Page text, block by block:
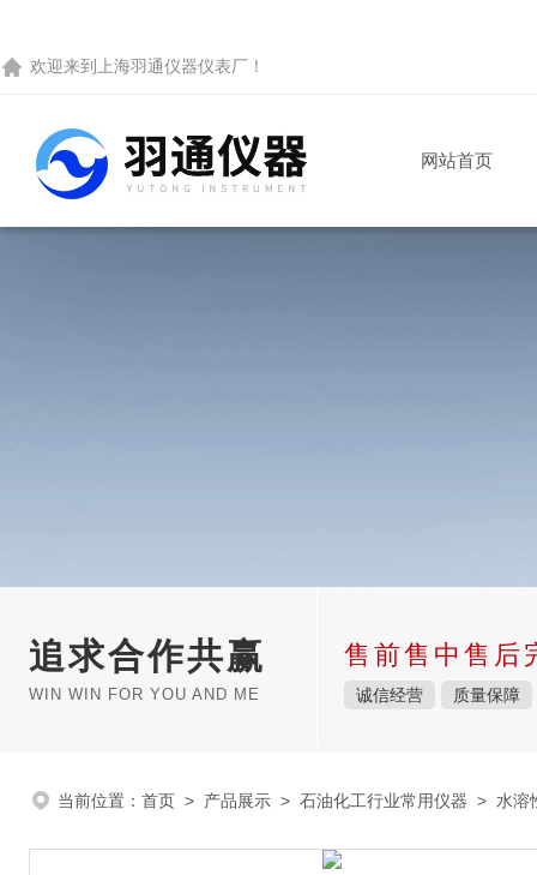
欢迎来到 上海羽通仪器仪表厂 ！
网站首页
追求合作共赢
WIN WIN FOR YOU AND ME
售前售中售后
诚信经营 质量保障
当前位置： 首页 > 产品展示 > 石油化工行业常用仪器 > 水溶